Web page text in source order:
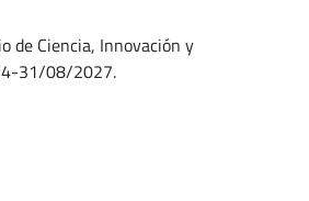
de Ciencia, Innovación y
31/08/2027.